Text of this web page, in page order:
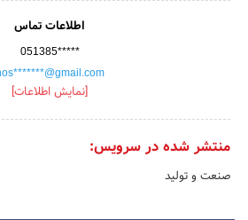
اطلاعات تماس
051385*****
[نمایش اطلاعات]
منتشر شده در سرویس:
صنعت و تولید